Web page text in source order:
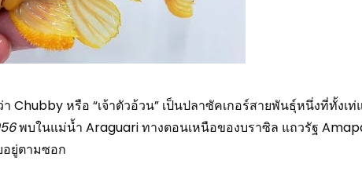
Chubby หรือ “เจ้าตัวอ้วน” เป็นปลาซัคเกอร์สายพันธุ์หนึ่งที่ทั้งเ
พบในแม่น้ำ Araguari ทางตอนเหนือของบราซิล แถวรัฐ
อยู่ตามซอก